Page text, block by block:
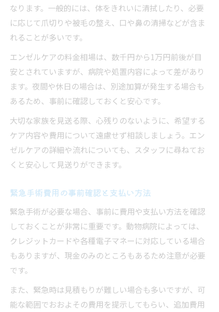
なります。一般的には、体をきれいに清拭したり、必要
に応じて爪切りや被毛の整え、口や鼻の清掃などが含ま
れることが多いです。
エンゼルケアの料金相場は、数千円から1万円前後が目
安とされていますが、病院や処置内容によって差があり
ます。夜間や休日の場合は、別途加算が発生する場合も
あるため、事前に確認しておくと安心です。
大切な家族を見送る際、心残りのないように、希望する
ケア内容や費用について遠慮せず相談しましょう。エン
ゼルケアの詳細や流れについても、スタッフに尋ねてお
くと安心して見送りができます。
緊急手術費用の事前確認と支払い方法
緊急手術が必要な場合、事前に費用や支払い方法を確認
しておくことが非常に重要です。動物病院によっては、
クレジットカードや各種電子マネーに対応している場合
もありますが、現金のみのところもあるため注意が必要
です。
また、緊急時は見積もりが難しい場合も多いですが、可
能な範囲でおおよその費用を提示してもらい、追加費用